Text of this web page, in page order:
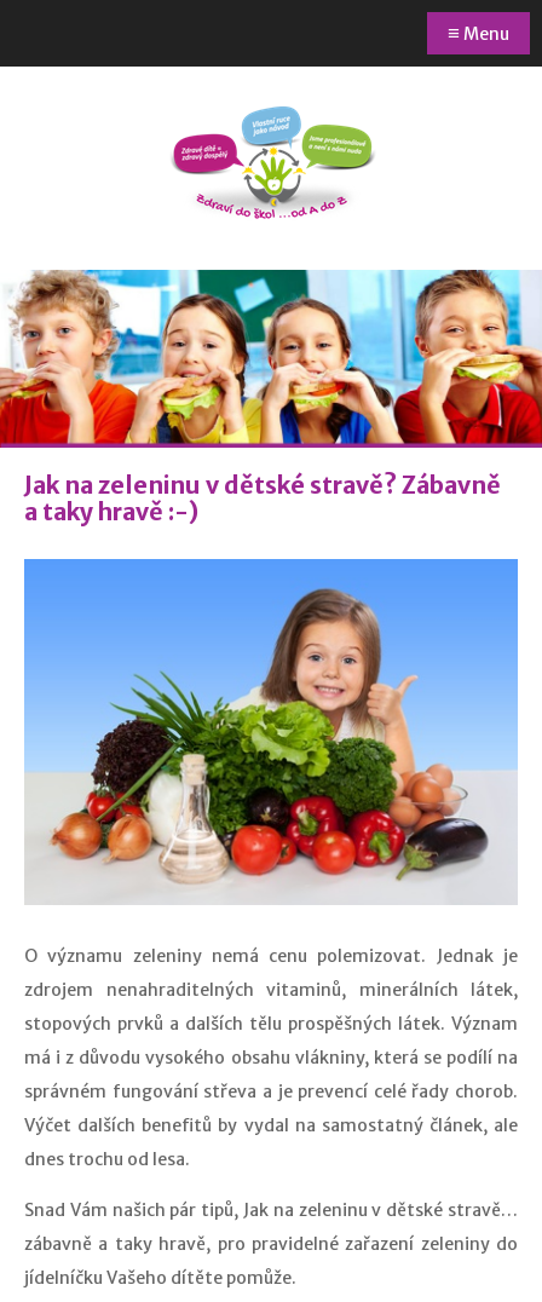
≡ Menu
Jak na zeleninu v dětské stravě? Zábavně
a taky hravě :-)
O významu zeleniny nemá cenu polemizovat. Jednak je
zdrojem nenahraditelných vitaminů, minerálních látek,
stopových prvků a dalších tělu prospěšných látek. Význam
má i z důvodu vysokého obsahu vlákniny, která se podílí na
správném fungování střeva a je prevencí celé řady chorob.
Výčet dalších benefitů by vydal na samostatný článek, ale
dnes trochu od lesa.
Snad Vám našich pár tipů, Jak na zeleninu v dětské stravě…
zábavně a taky hravě, pro pravidelné zařazení zeleniny do
jídelníčku Vašeho dítěte pomůže.